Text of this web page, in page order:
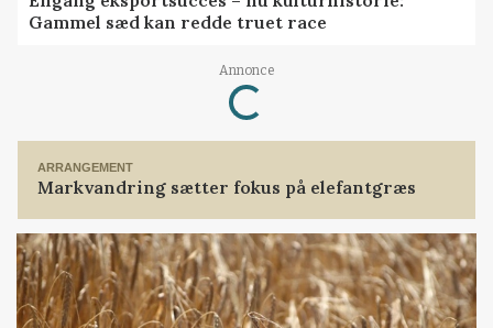
Gammel sæd kan redde truet race
Annonce
Loading...
ARRANGEMENT
Markvandring sætter fokus på elefantgræs